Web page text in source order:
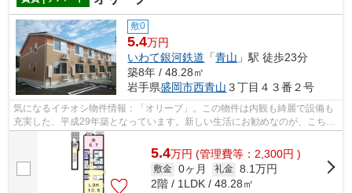
敷0
5.4万円
いわて銀河鉄道 「青山 」駅 徒歩23分
築8年 / 48.28㎡
岩手県盛岡市西青山 ３丁目４３番２号
気になるイチオシ物件情報：「オリーブ」。この物件は内観も綺麗で設備も
充実した、平成29年築となっています。新しい生活にお勧めなのが、こちら
のアパートです。アクセス良好で快適...
5.4万円 (管理費等：2,300円 )
敷金 0ヶ月 礼金 8.1万円
2階 / 1LDK / 48.28㎡